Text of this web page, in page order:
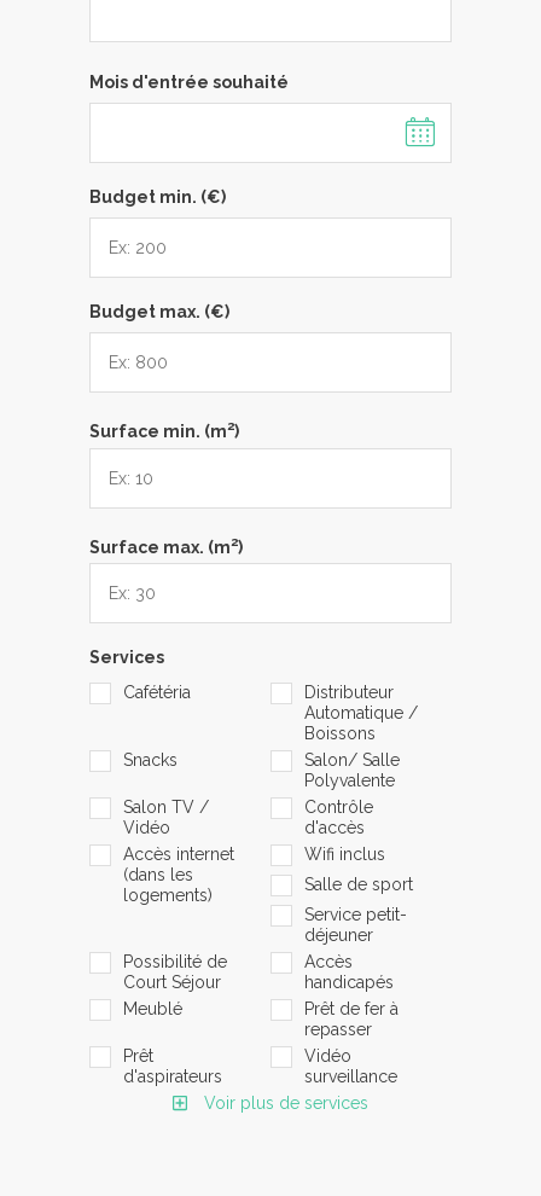
Mois d'entrée souhaité
Budget min. (€)
Budget max. (€)
Surface min. (m2)
Surface max. (m2)
Services
Cafétéria
Distributeur
Automatique /
Boissons
Snacks
Salon/ Salle
Polyvalente
Salon TV /
Vidéo
Contrôle
d'accès
Accès internet
(dans les
logements)
Wifi inclus
Salle de sport
Service petit-
déjeuner
Possibilité de
Court Séjour
Accès
handicapés
Meublé
Prêt de fer à
repasser
Prêt
d'aspirateurs
Vidéo
surveillance
Voir plus de services